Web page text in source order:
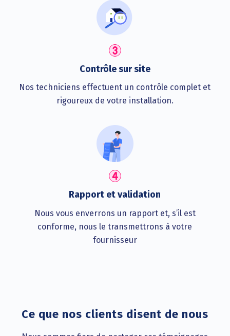
Contrôle sur site
Nos techniciens effectuent un contrôle complet et
rigoureux de votre installation.
Rapport et validation
Nous vous enverrons un rapport et, s’il est
conforme, nous le transmettrons à votre
fournisseur
Ce que nos clients disent de nous